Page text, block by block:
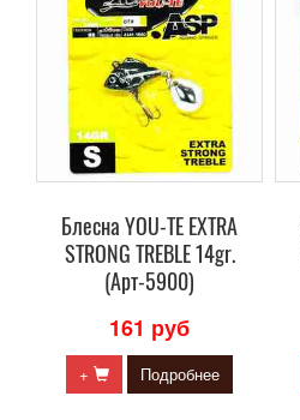
Блесна YOU-TE EXTRA
STRONG TREBLE 14gr.
(Арт-5900)
161 руб
+ Подробнее